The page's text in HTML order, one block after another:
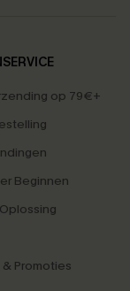
op 79€+
Beginnen
Promoties